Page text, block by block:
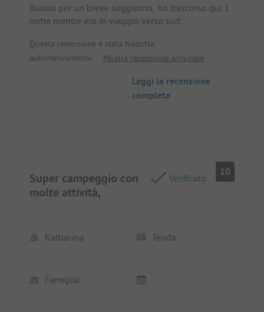
Buono per un breve soggiorno, ho trascorso qui 1
notte mentre ero in viaggio verso sud.
Questa recensione è stata tradotta
automaticamente.
Mostra recensione originale
Leggi la recensione
completa
Super campeggio con
molte attività,
Verificato
10
Katharina Tenda
Famiglia